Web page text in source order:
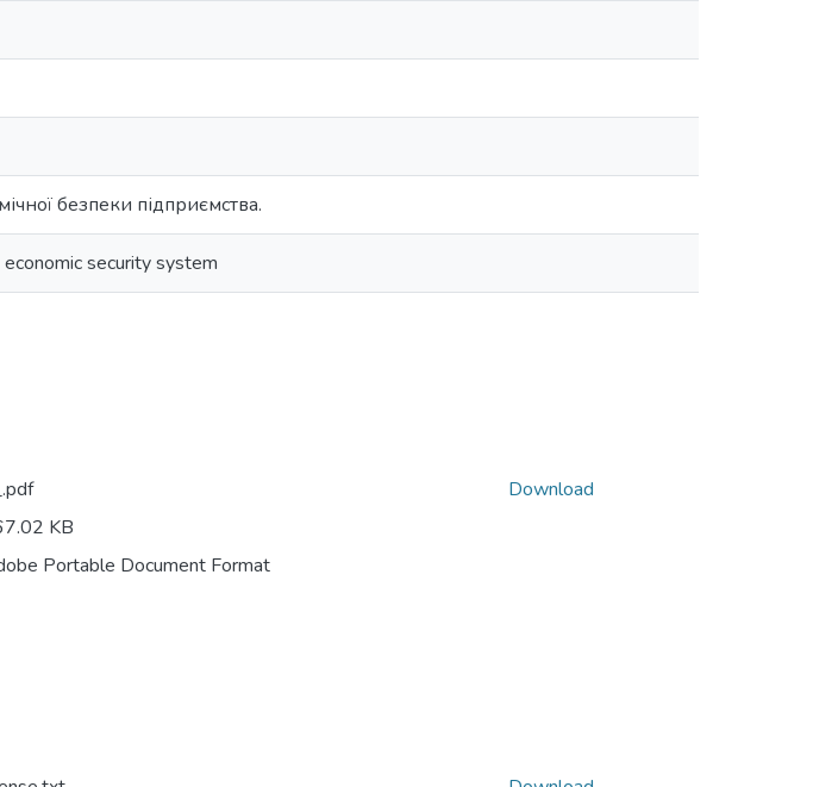
безпеки підприємства.
security system
KB
Portable Document Format
Download